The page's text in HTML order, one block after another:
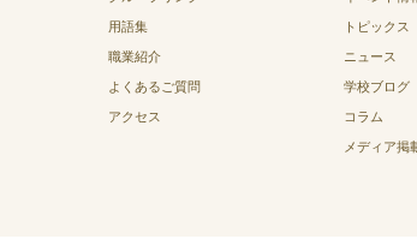
用語集
職業紹介
よくあるご質問
アクセス
トピックス
ニュース
学校ブログ
コラム
メディア掲